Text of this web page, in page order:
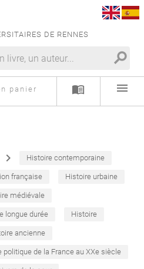
DE RENNES
search
panier menu_book menu
navigate_next Histoire contemporaine
française Histoire urbaine
médiévale
longue durée Histoire
ancienne
politique de la France au XXe siècle